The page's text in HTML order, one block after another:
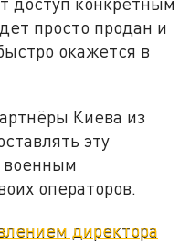
просто продан и
окажется в
Киева из
эту
военным
операторов.
директора